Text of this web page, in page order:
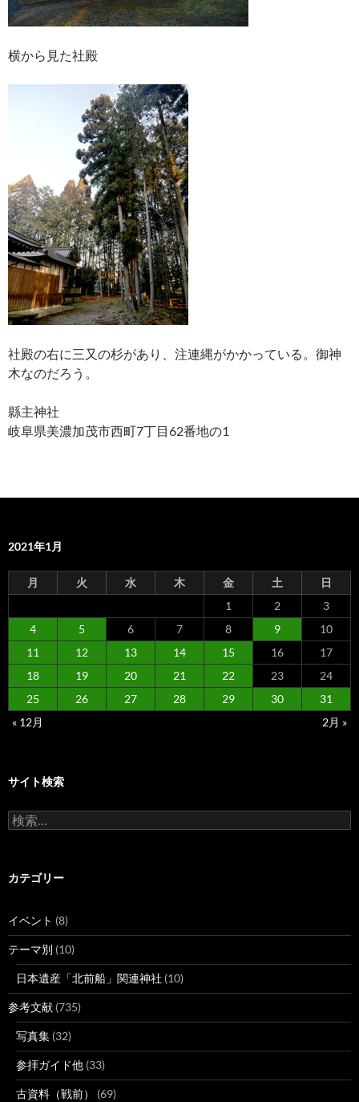
横から見た社殿
社殿の右に三又の杉があり、注連縄がかかっている。御神
木なのだろう。
縣主神社
岐阜県美濃加茂市西町7丁目62番地の1
2021年1月
月 火 水 木 金 土
日
1
2
3
4
5 6 7 8 9
10
11
12 13 14 15 16
17
18
19 20 21 22 23
24
25
26 27 28 29 30
31
« 12月
2月 »
サイト検索
検
索:
カテゴリー
イベント (8)
テーマ別 (10)
日本遺産「北前船」関連神社 (10)
参考文献 (735)
写真集 (32)
参拝ガイド他 (33)
古資料（戦前） (69)